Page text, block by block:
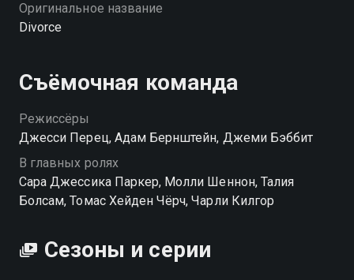
Оригинальное название
Divorce
Съёмочная команда
Режиссёры
Джесси Перец, Адам Бернштейн, Джеми Бэббит
В главных ролях
Сара Джессика Паркер, Молли Шеннон, Талия
Болсам, Томас Хейден Чёрч, Чарли Килгор
Сезоны и серии